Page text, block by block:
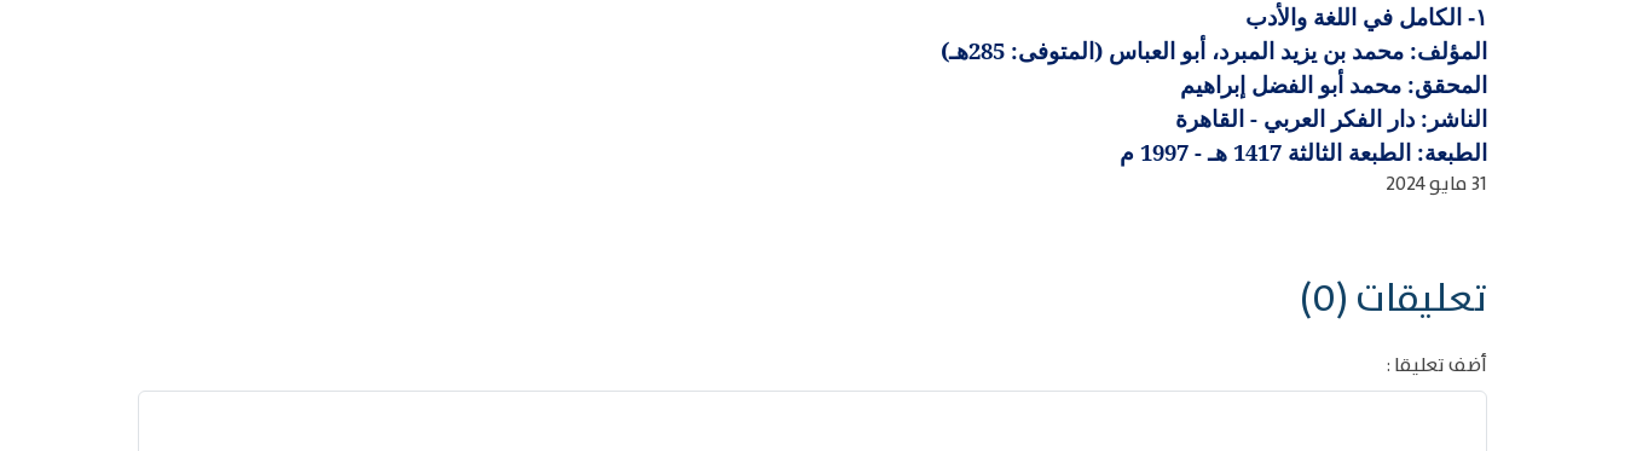
١-
الكامل في اللغة والأدب
المؤلف: محمد بن يزيد المبرد، أبو العباس (المتوفى: 285هـ)
المحقق: محمد أبو الفضل إبراهيم
الناشر: دار الفكر العربي - القاهرة
الطبعة: الطبعة الثالثة 1417 هـ - 1997 م
31 مايو 2024
تعليقات (0)
أضف تعليقا :